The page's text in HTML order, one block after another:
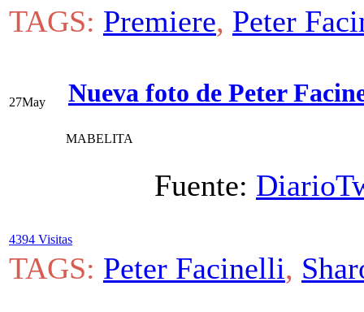
TAGS: Premiere, Peter
27May Nueva foto de Peter
MABELITA
Fuente:
4394 Visitas
TAGS: Peter Facinelli,